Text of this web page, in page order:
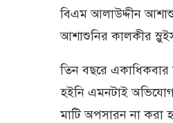
বিএম আলাউদ্দীন
আশাশুনির কালকীর
তিন বছরে একাধিকবার
হইনি এমনটাই অভিযোগ
মাটি অপসারন না করা